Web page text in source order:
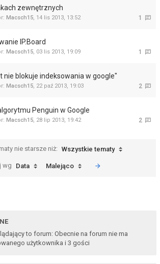
zewnętrznych
1
Macsch15, 14 lis 2013, 13:52
IP.Board
1
Macsch15, 03 lis 2013, 19:09
nie blokuje indeksowania w google"
2
Macsch15, 22 paź 2013, 19:03
Penguin w Google
2
Macsch15, 28 lip 2013, 19:42
nie starsze niż: Wszystkie tematy
wg Data Malejąco
to forum: Obecnie na forum nie ma
użytkownika i 3 gości